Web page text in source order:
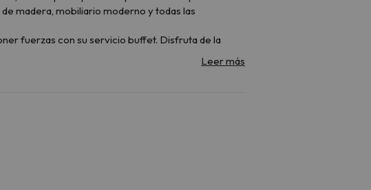
madera, mobiliario moderno y todas las
fuerzas con su servicio buffet. Disfruta de la
de salón-comedor con una butaca individual
con un sofá cama nido doble o un altillo con